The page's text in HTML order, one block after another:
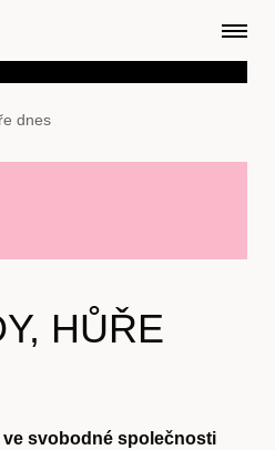
dnes
HŮŘE
svobodné společnosti